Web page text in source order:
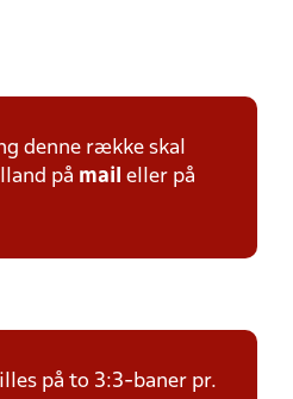
denne række skal
på mail eller på
på to 3:3-baner pr.